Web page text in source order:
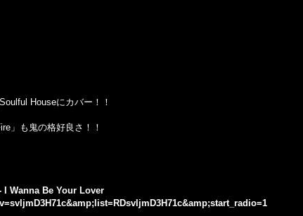
Houseにカバー！！
」も鬼の格好良さ！！
Wanna Be Your Lover